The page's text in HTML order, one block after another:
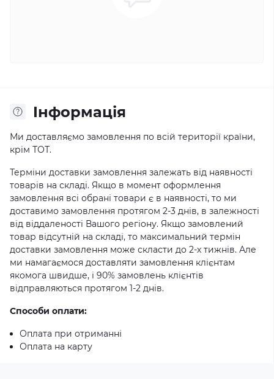
Iнформація
Ми доставляємо замовлення по всій території країни,
крім ТОТ.
Терміни доставки замовлення залежать від наявності
товарів на складі. Якщо в момент оформлення
замовлення всі обрані товари є в наявності, то ми
доставимо замовлення протягом 2-3 днів, в залежності
від віддаленості Вашого регіону. Якщо замовлений
товар відсутній на складі, то максимальний термін
доставки замовлення може скласти до 2-х тижнів. Але
ми намагаємося доставляти замовлення клієнтам
якомога швидше, і 90% замовлень клієнтів
відправляються протягом 1-2 днів.
Способи оплати:
Оплата при отриманні
Оплата на карту